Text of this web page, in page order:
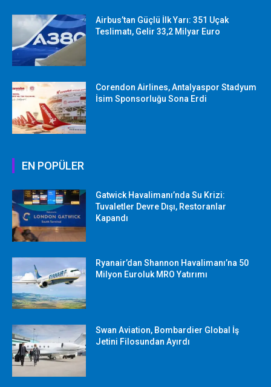
Airbus’tan Güçlü İlk Yarı: 351 Uçak
Teslimatı, Gelir 33,2 Milyar Euro
Corendon Airlines, Antalyaspor Stadyum
İsim Sponsorluğu Sona Erdi
EN POPÜLER
Gatwick Havalimanı’nda Su Krizi:
Tuvaletler Devre Dışı, Restoranlar
Kapandı
Ryanair’dan Shannon Havalimanı’na 50
Milyon Euroluk MRO Yatırımı
Swan Aviation, Bombardier Global İş
Jetini Filosundan Ayırdı